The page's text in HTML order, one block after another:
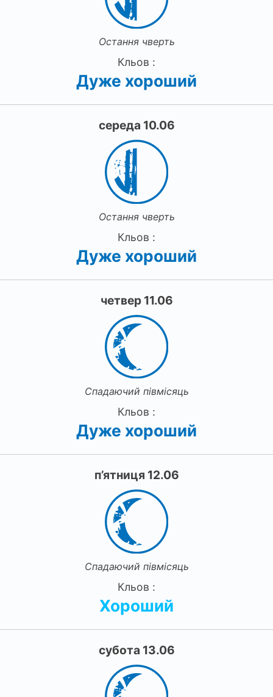
Остання чверть
Кльов :
Дуже хороший
середа 10.06
Остання чверть
Кльов :
Дуже хороший
четвер 11.06
Спадаючий півмісяць
Кльов :
Дуже хороший
п’ятниця 12.06
Спадаючий півмісяць
Кльов :
Хороший
субота 13.06